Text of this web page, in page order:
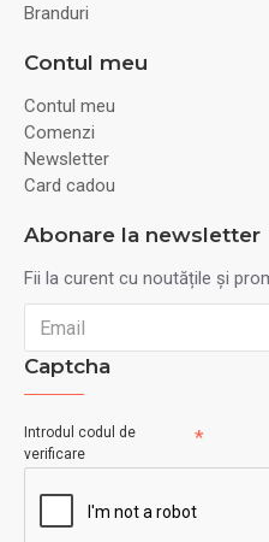
Branduri
Contul meu
Contul meu
Comenzi
Newsletter
Card cadou
Abonare la newsletter
Fii la curent cu noutățile și
Captcha
Introdul codul de
verificare